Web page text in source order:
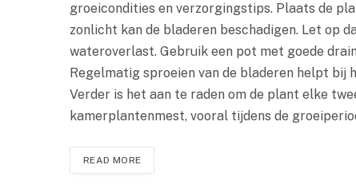
groeicondities en verzorgingstips. Plaats de
zonlicht kan de bladeren beschadigen. Let op
wateroverlast. Gebruik een pot met goede
Regelmatig sproeien van de bladeren helpt bij
Verder is het aan te raden om de plant elke
kamerplantenmest, vooral tijdens de
READ MORE